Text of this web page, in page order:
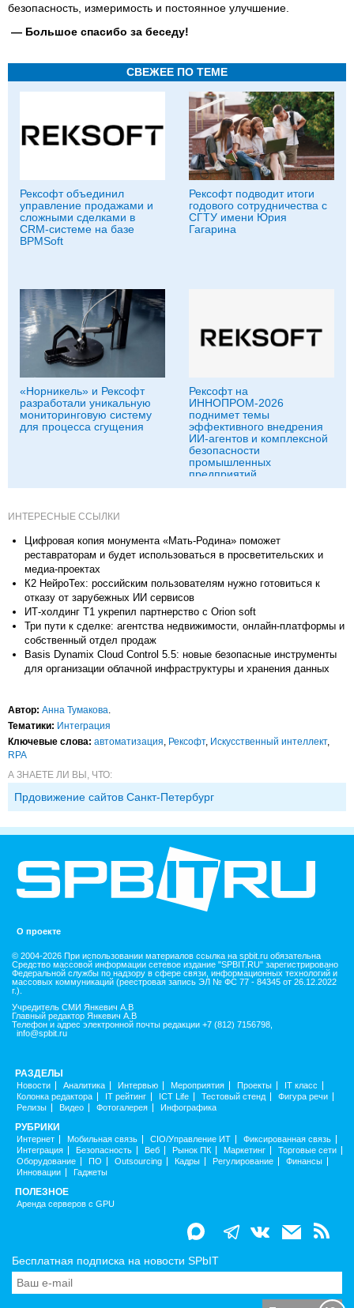
безопасность, измеримость и постоянное улучшение.
— Большое спасибо за беседу!
СВЕЖЕЕ ПО ТЕМЕ
Рексофт объединил
управление продажами и
сложными сделками в
CRM-системе на базе
BPMSoft
Рексофт подводит итоги
годового сотрудничества с
СГТУ имени Юрия
Гагарина
«Норникель» и Рексофт
разработали уникальную
мониторинговую систему
для процесса сгущения
Рексофт на
ИННОПРОМ-2026
поднимет темы
эффективного внедрения
ИИ-агентов и комплексной
безопасности
промышленных
предприятий
ИНТЕРЕСНЫЕ ССЫЛКИ
Цифровая копия монумента «Мать-Родина» поможет
реставраторам и будет использоваться в просветительских и
медиа-проектах
К2 НейроТех: российским пользователям нужно готовиться к
отказу от зарубежных ИИ сервисов
ИТ-холдинг Т1 укрепил партнерство с Orion soft
Три пути к сделке: агентства недвижимости, онлайн-платформы и
собственный отдел продаж
Basis Dynamix Cloud Control 5.5: новые безопасные инструменты
для организации облачной инфраструктуры и хранения данных
Автор: Анна Тумакова.
Тематики: Интеграция
Ключевые слова: автоматизация, Рексофт, Искусственный интеллект,
RPA
А ЗНАЕТЕ ЛИ ВЫ, ЧТО:
Прдовижение сайтов Санкт-Петербург
О проекте
© 2004-2026 При использовании материалов ссылка на spbit.ru обязательна
Средство массовой информации сетевое издание "SPBIT.RU" зарегистрировано
Федеральной службы по надзору в сфере связи, информационных технологий и
массовых коммуникаций (реестровая запись ЭЛ № ФС 77 - 84345 от 26.12.2022
г.).
Учредитель СМИ Янкевич А.В
Главный редактор Янкевич А.В
Телефон и адрес электронной почты редакции +7 (812) 7156798,
info@spbit.ru
РАЗДЕЛЫ
Новости Аналитика Интервью Мероприятия Проекты
IT класс
Колонка редактора
IT рейтинг ICT Life Тестовый стенд
Фигура речи
Релизы
Видео Фотогалерея Инфографика
РУБРИКИ
Интернет Мобильная связь CIO/Управление ИТ
Фиксированная связь
Интеграция
Безопасность Веб Рынок ПК Маркетинг
Торговые сети
Оборудование
ПО Outsourcing Кадры Регулирование
Финансы
Инновации
Гаджеты
ПОЛЕЗНОЕ
Аренда серверов с GPU
Бесплатная подписка на новости SPbIT